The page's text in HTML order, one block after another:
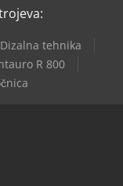
Dizalna tehnika
R 800